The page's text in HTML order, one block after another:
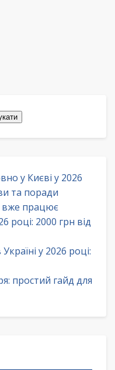
у Києві у 2026
та поради
вже працює
році: 2000 грн від
у 2026 році:
простий гайд для